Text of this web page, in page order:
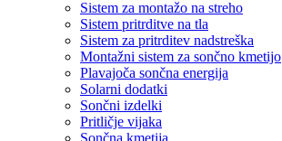
Sistem za montažo na streho
Sistem pritrditve na tla
Sistem za pritrditev nadstreška
Montažni sistem za sončno kmetijo
Plavajoča sončna energija
Solarni dodatki
Sončni izdelki
Pritličje vijaka
Sončna kmetija